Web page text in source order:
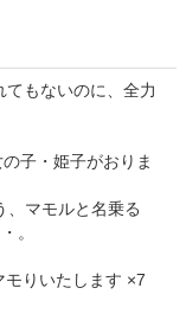
てもないのに、全力
子・姫子がおりま
、マモルと名乗る
。
モりいたします ×7